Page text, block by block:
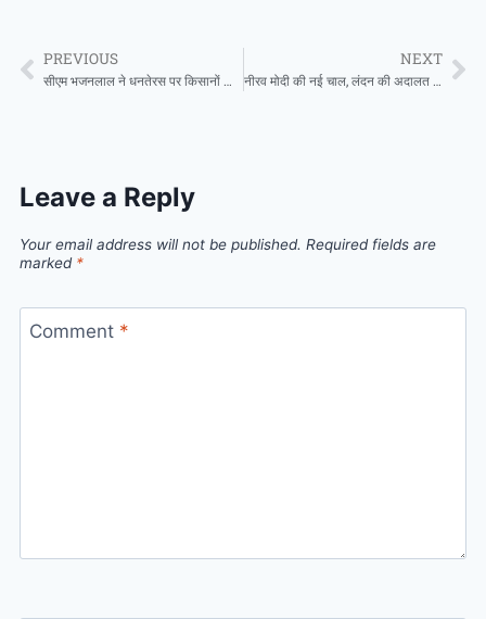
PREVIOUS
सीएम भजनलाल ने धनतेरस पर किसानों को दी सौगात , 72 लाख किसानों के खाते में ट्रांसफर किए 718 करोड़ रुपये
NEXT
नीरव मोदी की नई चाल, लंदन की अदालत में किया चौंकाने वाला दावा, ‘सनसनीखेज खुलासे होंगे…’
Leave a Reply
Your email address will not be published. Required fields are
marked *
Comment *